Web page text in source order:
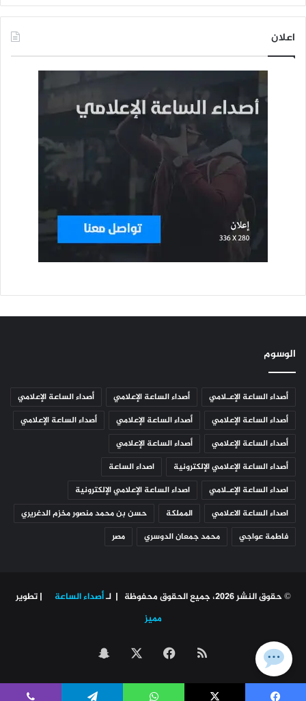
اعلان
الوسوم
أصداء الساعة الإعـلامي أصداء الساعة الإعلامي
أصداء الساعة الإعلامي
أصداء الساعة الإعلامي
أصداء الساعة الإعلامي
أصداء الساعة الإعلامي
أصداء الساعة الإعلامي
أصداء الساعة الإعلامي
أصداء الساعة الإعلامي الإلكترونية
اصداء الساعة
اصداء الساعة الإعـلامي
اصداء الساعة الإعلامي الإلكترونية
اصداء الساعة الاعلامي
المملكة
حسن بن محمد منصور مخزم الدغريري
فاطمة عواجي
محمد جمعان الدوسري مصر
© حقوق النشر 2026، جميع الحقوق محفوظة | لـ أصداء الساعة
| تطوير
مميز
ملخص
الموقع
فيسبوك
تشات